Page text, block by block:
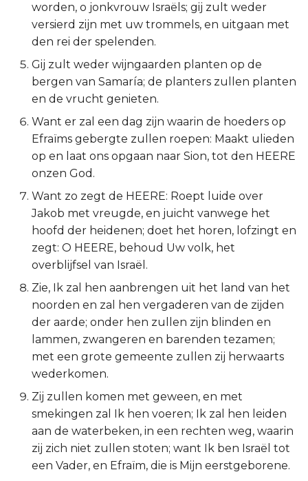
Éfeze
Kolossenzen
1 Thessalonicenzen
2 Thessalonicenzen
1 Timótheüs
2 Timótheüs
Filémon
Hebreeën
Jakobus
1 Petrus
2 Petrus
1 Johannes
worden, o jonkvrouw Israëls; gij zult weder
versierd zijn met uw trommels, en uitgaan met
den rei der spelenden.
Gij zult weder wijngaarden planten op de
bergen van Samaría; de planters zullen planten
en de vrucht genieten.
Want er zal een dag zijn waarin de hoeders op
Efraïms gebergte zullen roepen: Maakt ulieden
op en laat ons opgaan naar Sion, tot den HEERE
onzen God.
Want zo zegt de HEERE: Roept luide over
Jakob met vreugde, en juicht vanwege het
hoofd der heidenen; doet het horen, lofzingt en
zegt: O HEERE, behoud Uw volk, het
overblijfsel van Israël.
Zie, Ik zal hen aanbrengen uit het land van het
noorden en zal hen vergaderen van de zijden
der aarde; onder hen zullen zijn blinden en
lammen, zwangeren en barenden tezamen;
met een grote gemeente zullen zij herwaarts
wederkomen.
Zij zullen komen met geween, en met
smekingen zal Ik hen voeren; Ik zal hen leiden
aan de waterbeken, in een rechten weg, waarin
zij zich niet zullen stoten; want Ik ben Israël tot
een Vader, en Efraïm, die is Mijn eerstgeborene.